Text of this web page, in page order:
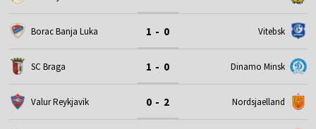
Borac Banja Luka 1 - 0 Vitebsk
SC Braga 1 - 0 Dinamo Minsk
Valur Reykjavik 0 - 2 Nordsjaelland